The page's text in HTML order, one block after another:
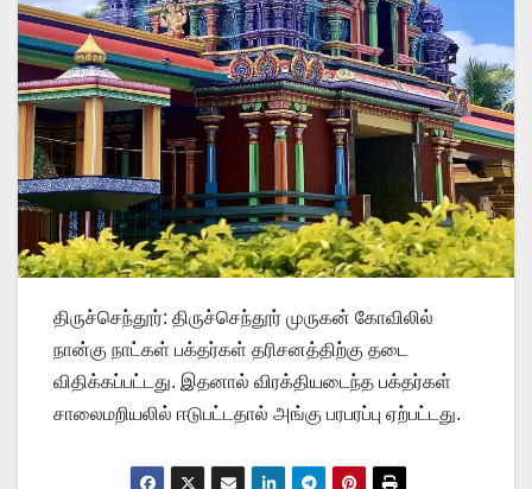
திருச்செந்தூர்: திருச்செந்தூர் முருகன் கோவிலில்
நான்கு நாட்கள் பக்தர்கள் தரிசனத்திற்கு தடை
விதிக்கப்பட்டது. இதனால் விரக்தியடைந்த பக்தர்கள்
சாலைமறியலில் ஈடுபட்டதால் அங்கு பரபரப்பு ஏற்பட்டது.